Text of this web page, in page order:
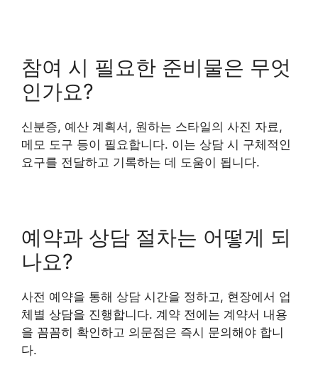
참여 시 필요한 준비물은 무엇
인가요?
신분증, 예산 계획서, 원하는 스타일의 사진 자료,
메모 도구 등이 필요합니다. 이는 상담 시 구체적인
요구를 전달하고 기록하는 데 도움이 됩니다.
예약과 상담 절차는 어떻게 되
나요?
사전 예약을 통해 상담 시간을 정하고, 현장에서 업
체별 상담을 진행합니다. 계약 전에는 계약서 내용
을 꼼꼼히 확인하고 의문점은 즉시 문의해야 합니
다.